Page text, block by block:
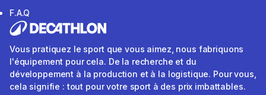
F.A.Q
Vous pratiquez le sport que vous aimez, nous fabriquons
l'équipement pour cela. De la recherche et du
développement à la production et à la logistique. Pour vous,
cela signifie : tout pour votre sport à des prix imbattables.